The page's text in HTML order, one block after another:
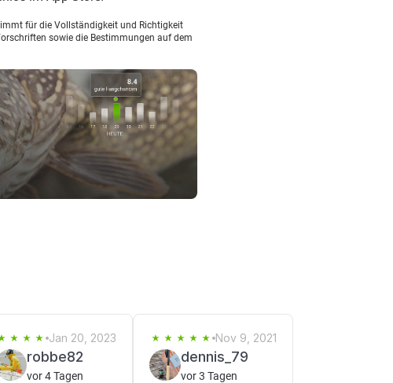
für die Vollständigkeit und Richtigkeit
sowie die Bestimmungen auf dem
Jan 20, 2023
robbe82
vor 4 Tagen
Nov 9, 2021
dennis_79
vor 3 Tagen